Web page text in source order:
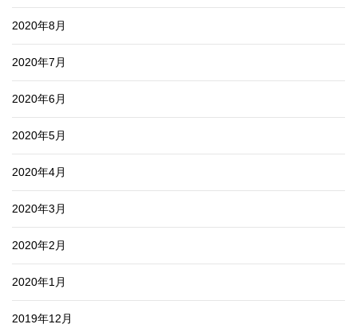
2020年8月
2020年7月
2020年6月
2020年5月
2020年4月
2020年3月
2020年2月
2020年1月
2019年12月